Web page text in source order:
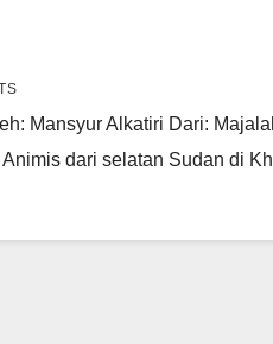
Mansyur Alkatiri Dari:
dari selatan Sudan di